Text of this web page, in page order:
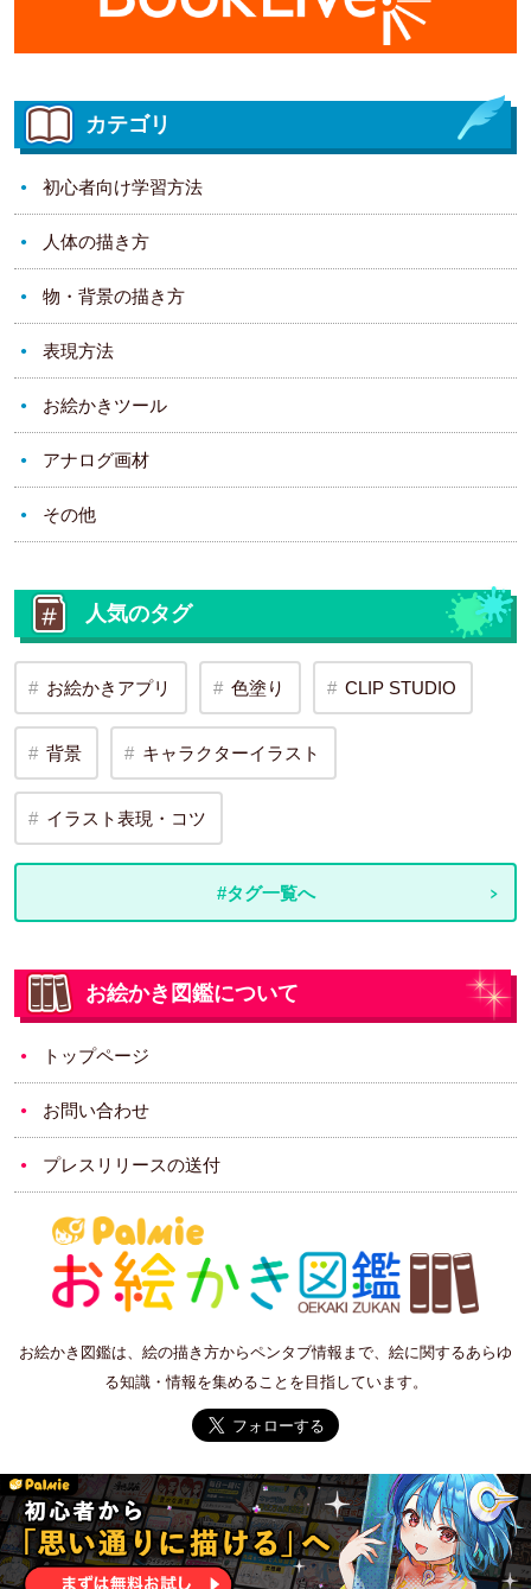
カテゴリ
初心者向け学習方法
人体の描き方
物・背景の描き方
表現方法
お絵かきツール
アナログ画材
その他
人気のタグ
お絵かきアプリ 色塗り CLIP STUDIO
背景 キャラクターイラスト
イラスト表現・コツ
#タグ一覧へ
お絵かき図鑑について
トップページ
お問い合わせ
プレスリリースの送付
お絵かき図鑑は、絵の描き方からペンタブ情報まで、絵に関するあらゆ
る知識・情報を集めることを目指しています。